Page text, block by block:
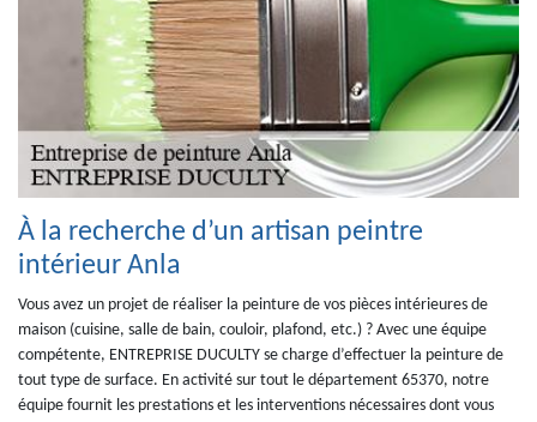
À la recherche d’un artisan peintre
intérieur Anla
Vous avez un projet de réaliser la peinture de vos pièces intérieures de
maison (cuisine, salle de bain, couloir, plafond, etc.) ? Avec une équipe
compétente, ENTREPRISE DUCULTY se charge d’effectuer la peinture de
tout type de surface. En activité sur tout le département 65370, notre
équipe fournit les prestations et les interventions nécessaires dont vous